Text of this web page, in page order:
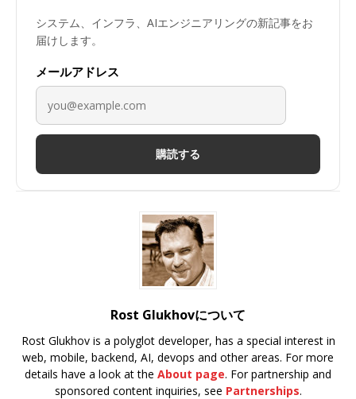
システム、インフラ、AIエンジニアリングの新記事をお
届けします。
メールアドレス
購読する
Rost Glukhovについて
Rost Glukhov is a polyglot developer, has a special interest in
web, mobile, backend, AI, devops and other areas. For more
details have a look at the About page. For partnership and
sponsored content inquiries, see Partnerships.